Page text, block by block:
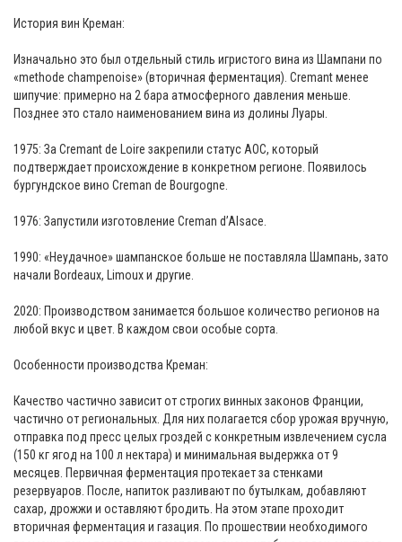
История вин Креман:
Изначально это был отдельный стиль игристого вина из Шампани по
«methode champenoise» (вторичная ферментация). Cremant менее
шипучие: примерно на 2 бара атмосферного давления меньше.
Позднее это стало наименованием вина из долины Луары.
1975: За Cremant de Loire закрепили статус AOC, который
подтверждает происхождение в конкретном регионе. Появилось
бургундское вино Creman de Bourgogne.
1976: Запустили изготовление Creman d’Alsace.
1990: «Неудачное» шампанское больше не поставляла Шампань, зато
начали Bordeaux, Limoux и другие.
2020: Производством занимается большое количество регионов на
любой вкус и цвет. В каждом свои особые сорта.
Особенности производства Креман:
Качество частично зависит от строгих винных законов Франции,
частично от региональных. Для них полагается сбор урожая вручную,
отправка под пресс целых гроздей с конкретным извлечением сусла
(150 кг ягод на 100 л нектара) и минимальная выдержка от 9
месяцев. Первичная ферментация протекает за стенками
резервуаров. После, напиток разливают по бутылкам, добавляют
сахар, дрожжи и оставляют бродить. На этом этапе проходит
вторичная ферментация и газация. По прошествии необходимого